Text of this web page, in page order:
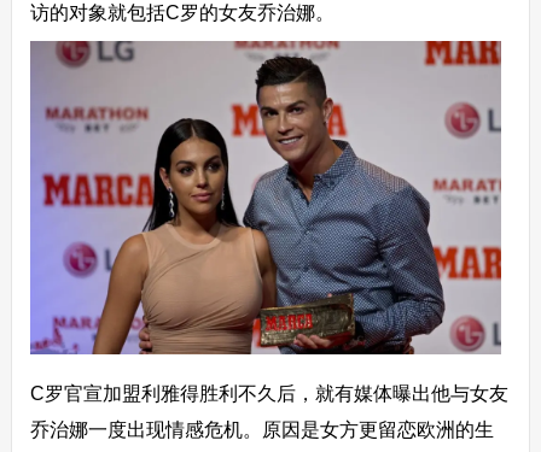
访的对象就包括C罗的女友乔治娜。
C罗官宣加盟利雅得胜利不久后，就有媒体曝出他与女友
乔治娜一度出现情感危机。原因是女方更留恋欧洲的生